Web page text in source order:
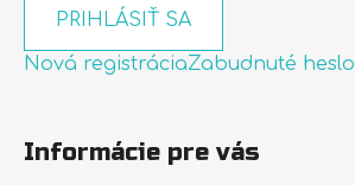
PRIHLÁSIŤ SA
Nová registráciaZabudnuté heslo
Informácie pre vás